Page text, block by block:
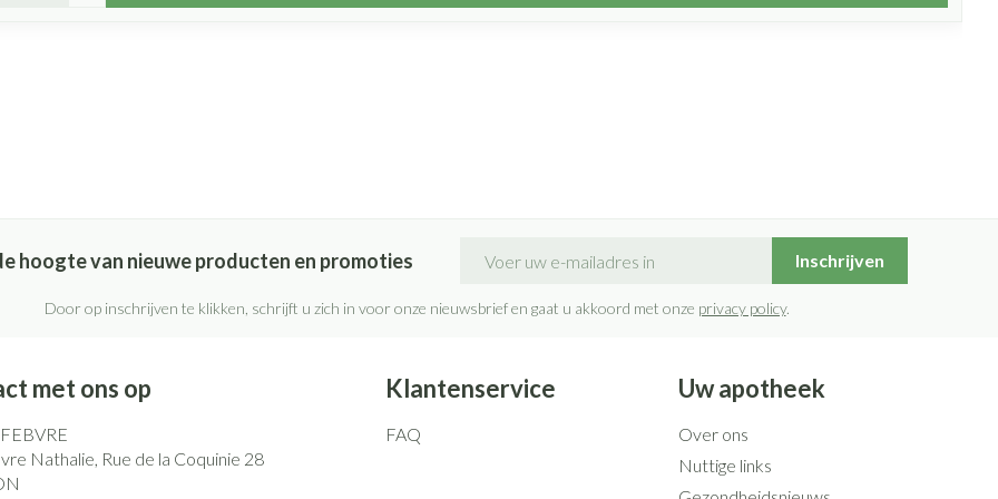
hoogte van nieuwe producten en promoties Inschrijven
Door op inschrijven te klikken, schrijft u zich in voor onze nieuwsbrief en gaat u akkoord met onze privacy policy.
met ons op
Nathalie, Rue de la Coquinie 28
Klantenservice
FAQ
Uw apotheek
Over ons
Nuttige links